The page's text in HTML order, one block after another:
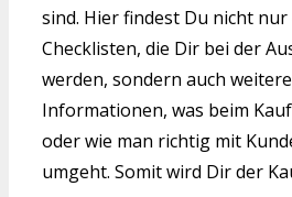
sind. Hier findest Du nicht
Checklisten, die Dir bei der
werden, sondern auch
Informationen, was beim
oder wie man richtig mit
umgeht. Somit wird Dir der